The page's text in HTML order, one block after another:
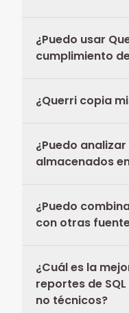
¿Puedo usar
cumplimiento
¿Querri copia
¿Puedo analizar
almacenados
¿Puedo
con otras
¿Cuál es la
reportes de
no técnicos?